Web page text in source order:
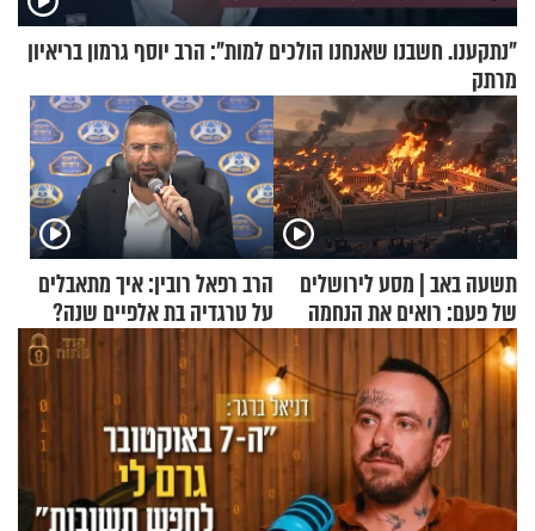
"נתקענו. חשבנו שאנחנו הולכים למות": הרב יוסף גרמון בריאיון
מרתק
תשעה באב | מסע לירושלים
של פעם: רואים את הנחמה
הרב רפאל רובין: איך מתאבלים
על טרגדיה בת אלפיים שנה?